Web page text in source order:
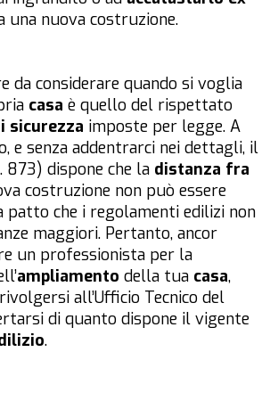
una nuova costruzione.
da considerare quando si voglia
casa è quello del rispettato
sicurezza imposte per legge. A
e senza addentrarci nei dettagli, il
873) dispone che la distanza fra
costruzione non può essere
patto che i regolamenti edilizi non
maggiori. Pertanto, ancor
un professionista per la
ampliamento della tua casa,
all’Ufficio Tecnico del
di quanto dispone il vigente
.